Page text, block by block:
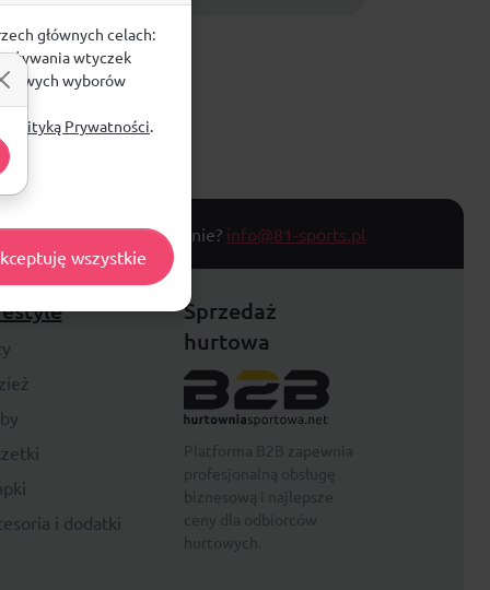
TOWARU Masz pytanie? info@81-sports.pl
i dodatki
Sprzedaż
hurtowa
głównych celach:
używania wtyczek
wyborów
Polityką Prywatności
wszystkie